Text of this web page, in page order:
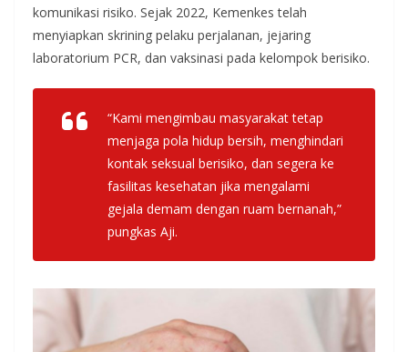
komunikasi risiko. Sejak 2022, Kemenkes telah
menyiapkan skrining pelaku perjalanan, jejaring
laboratorium PCR, dan vaksinasi pada kelompok berisiko.
“Kami mengimbau masyarakat tetap
menjaga pola hidup bersih, menghindari
kontak seksual berisiko, dan segera ke
fasilitas kesehatan jika mengalami
gejala demam dengan ruam bernanah,”
pungkas Aji.